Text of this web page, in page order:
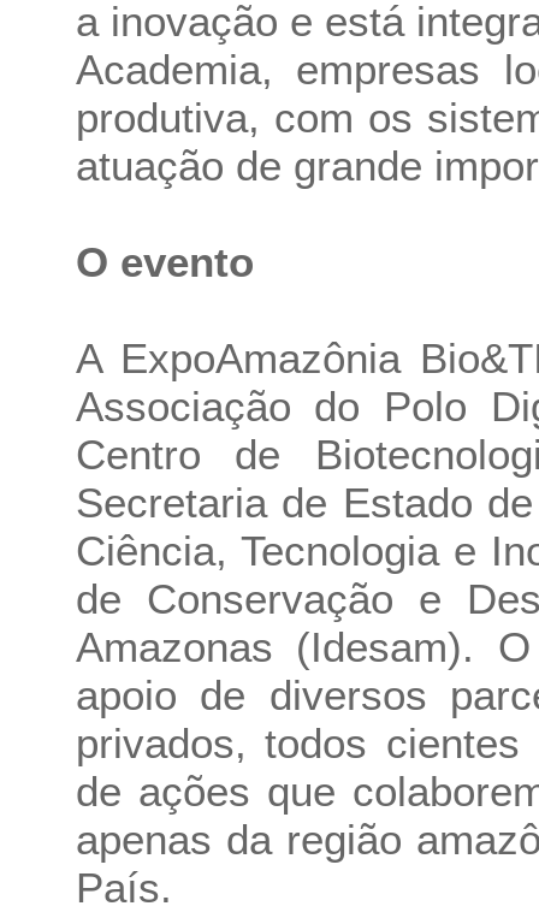
a inovação e está
Academia, empresas
produtiva, com os
atuação de grande
O evento
A ExpoAmazônia
Associação do Polo
Centro de
Secretaria de Estado
Ciência, Tecnologia e
de Conservação e
Amazonas (Idesam).
apoio de diversos
privados, todos
de ações que
apenas da região
País.